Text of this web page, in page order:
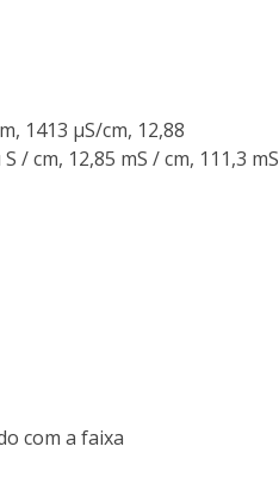
1413 μS/cm, 12,88
/ cm, 12,85 mS / cm, 111,3 mS
com a faixa